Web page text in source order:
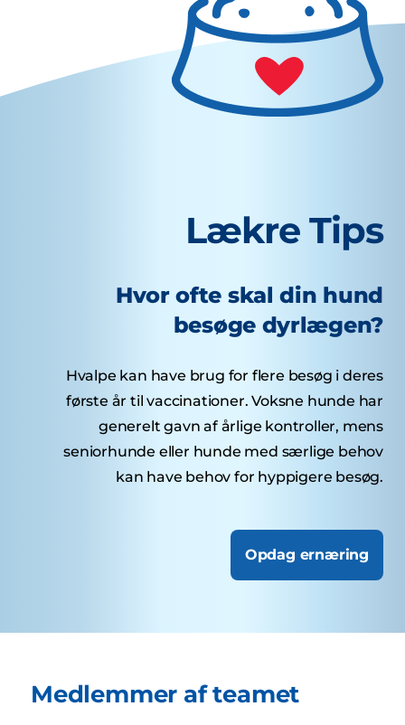
Lækre Tips
Hvor ofte skal din hund
besøge dyrlægen?
Hvalpe kan have brug for flere besøg i deres
første år til vaccinationer. Voksne hunde har
generelt gavn af årlige kontroller, mens
seniorhunde eller hunde med særlige behov
kan have behov for hyppigere besøg.
Opdag ernæring
Medlemmer af teamet